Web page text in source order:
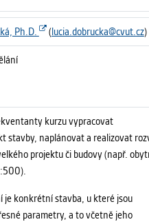
Ph.D. (lucia.dobrucka@cvut.cz)
kurzu vypracovat
stavby, naplánovat a realizovat
projektu či budovy (např.
je konkrétní stavba, u které jsou
parametry, a to včetně jeho